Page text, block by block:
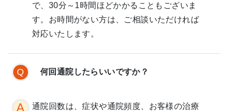
で、30分～1時間ほどかかることもございま
す。お時間がない方は、ご相談いただければ
対応いたします。
何回通院したらいいですか？
通院回数は、症状や通院頻度、お客様の治療